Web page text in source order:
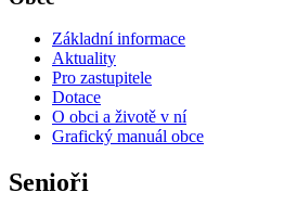
Základní informace
Aktuality
Pro zastupitele
Dotace
O obci a životě v ní
Grafický manuál obce
Senioři